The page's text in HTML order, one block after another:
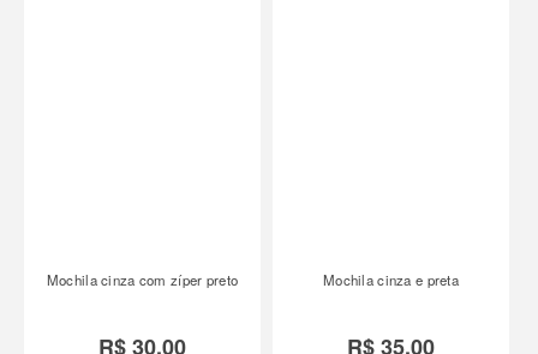
Mochila cinza com zíper preto
R$ 30,00
Mochila cinza e preta
R$ 35,00